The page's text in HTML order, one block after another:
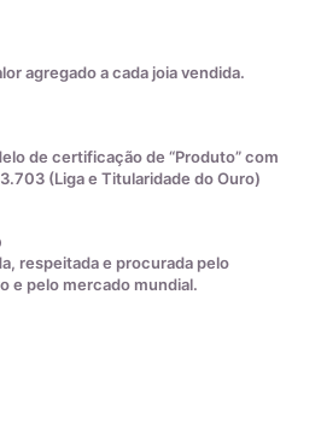
agregado a cada joia vendida.
de certificação de “Produto” com
(Liga e Titularidade do Ouro)
respeitada e procurada pelo
e pelo mercado mundial.